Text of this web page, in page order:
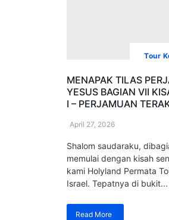
Tour
MENAPAK TILAS
YESUS BAGIAN VII
I – PERJAMUAN
April 27, 2026
Shalom saudaraku,
memulai dengan kisah
kami Holyland Permata
Israel. Tepatnya di bukit...
Read More